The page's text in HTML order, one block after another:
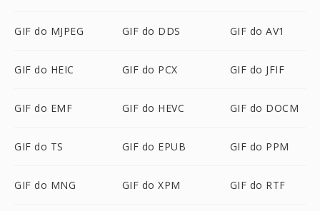
GIF do MJPEG GIF do DDS GIF do AV1
GIF do HEIC GIF do PCX GIF do JFIF
GIF do EMF GIF do HEVC GIF do DOCM
GIF do TS GIF do EPUB GIF do PPM
GIF do MNG GIF do XPM GIF do RTF